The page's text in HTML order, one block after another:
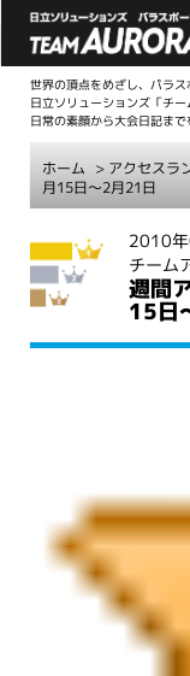
世界の頂点をめざし、パラス
日立ソリューションズ「チ
日常の素顔から大会日記まで
ホーム > アクセスラ
月15日～2月21日
2010年
チーム
週間
15日